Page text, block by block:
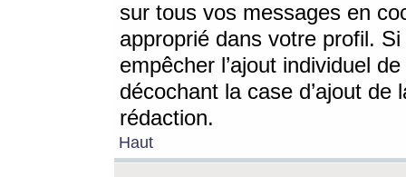
sur tous vos messages en
approprié dans votre profil.
empêcher l’ajout individuel
décochant la case d’ajout
rédaction.
Haut